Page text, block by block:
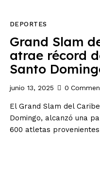
DEPORTES
Grand Slam
atrae récord
Santo
junio 13, 2025 0
El Grand Slam del
Domingo, alcanzó una
600 atletas